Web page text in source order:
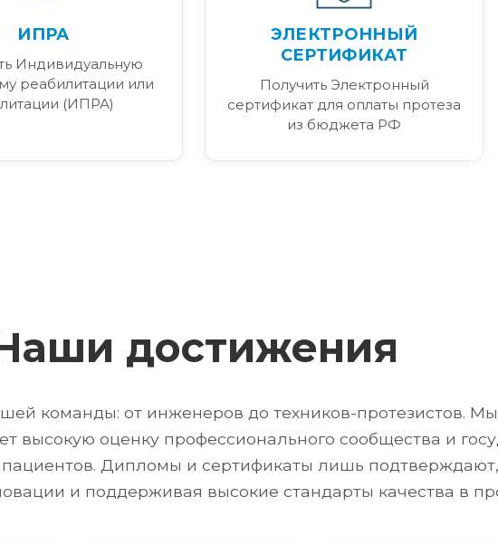
ИПРА
Индивидуальную
реабилитации или
(ИПРА)
ЭЛЕКТРОННЫЙ
СЕРТИФИКАТ
Получить Электронный
сертификат для оплаты протеза
из бюджета РФ
достижения
команды: от инженеров до техников-протезистов.
высокую оценку профессионального сообщества и
Дипломы и сертификаты лишь
и поддерживая высокие стандарты качества в